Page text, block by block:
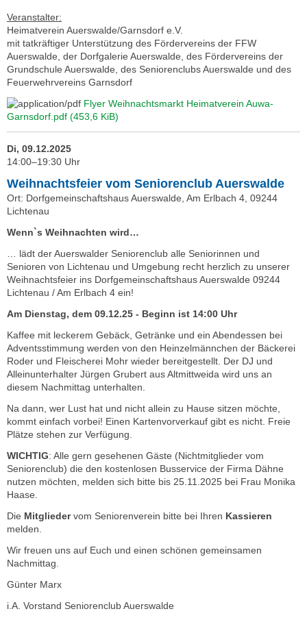
Veranstalter:
Heimatverein Auerswalde/Garnsdorf e.V.
mit tatkräftiger Unterstützung des Fördervereins der FFW
Auerswalde, der Dorfgalerie Auerswalde, des Fördervereins der
Grundschule Auerswalde, des Seniorenclubs Auerswalde und des
Feuerwehrvereins Garnsdorf
Flyer Weihnachtsmarkt Heimatverein Auwa-
Garnsdorf.pdf (453,6 KiB)
Di, 09.12.2025
14:00–19:30 Uhr
Weihnachtsfeier vom Seniorenclub Auerswalde
Ort: Dorfgemeinschaftshaus Auerswalde, Am Erlbach 4, 09244
Lichtenau
Wenn`s Weihnachten wird…
… lädt der Auerswalder Seniorenclub alle Seniorinnen und
Senioren von Lichtenau und Umgebung recht herzlich zu unserer
Weihnachtsfeier ins Dorfgemeinschaftshaus Auerswalde 09244
Lichtenau / Am Erlbach 4 ein!
Am Dienstag, dem 09.12.25 - Beginn ist 14:00 Uhr
Kaffee mit leckerem Gebäck, Getränke und ein Abendessen bei
Adventsstimmung werden von den Heinzelmännchen der Bäckerei
Roder und Fleischerei Mohr wieder bereitgestellt. Der DJ und
Alleinunterhalter Jürgen Grubert aus Altmittweida wird uns an
diesem Nachmittag unterhalten.
Na dann, wer Lust hat und nicht allein zu Hause sitzen möchte,
kommt einfach vorbei! Einen Kartenvorverkauf gibt es nicht. Freie
Plätze stehen zur Verfügung.
WICHTIG: Alle gern gesehenen Gäste (Nichtmitglieder vom
Seniorenclub) die den kostenlosen Busservice der Firma Dähne
nutzen möchten, melden sich bitte bis 25.11.2025 bei Frau Monika
Haase.
Die Mitgliedervom Seniorenverein bitte bei Ihren Kassieren
melden.
Wir freuen uns auf Euch und einen schönen gemeinsamen
Nachmittag.
Günter Marx
i.A. Vorstand Seniorenclub Auerswalde